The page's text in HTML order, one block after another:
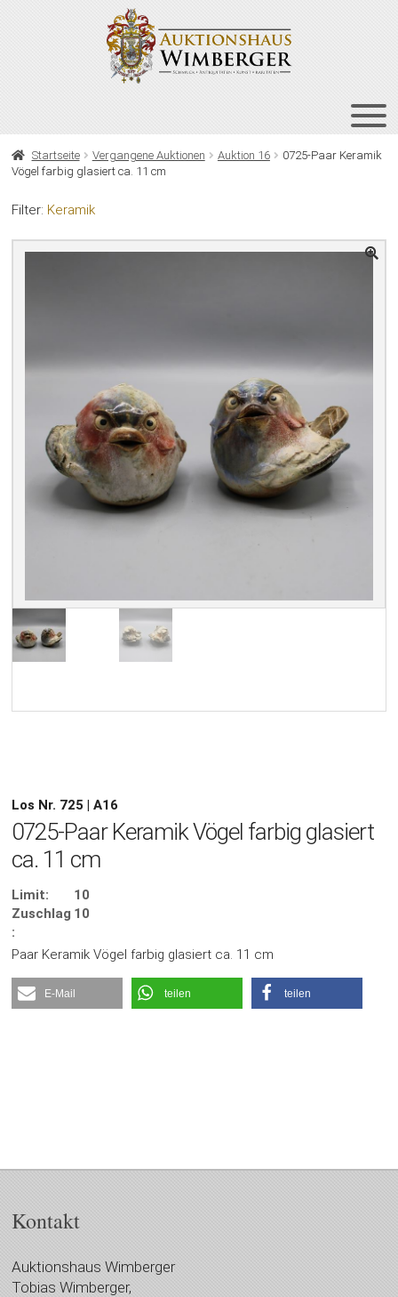
HOME
NEWSLETTER
Startseite Vergangene Auktionen Auktion 16
0725-Paar Keramik
Vögel farbig glasiert ca. 11 cm
Filter: Keramik
Los Nr. 725 | A16
0725-Paar Keramik Vögel farbig glasiert
ca. 11 cm
Limit:
10
Zuschlag
:
10
Paar Keramik Vögel farbig glasiert ca. 11 cm
E-Mail teilen teilen
Kontakt
Auktionshaus Wimberger
Tobias Wimberger,